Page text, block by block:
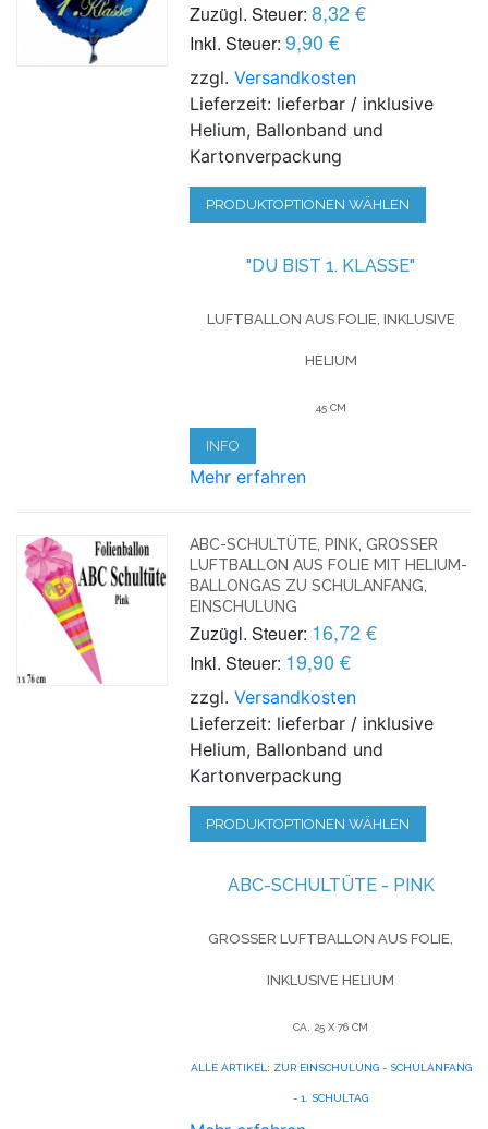
Zuzügl. Steuer: 8,32 €
Inkl. Steuer: 9,90 €
zzgl.Versandkosten
Lieferzeit: lieferbar / inklusive
Helium, Ballonband und
Kartonverpackung
PRODUKTOPTIONEN WÄHLEN
"DU BIST 1. KLASSE"
LUFTBALLON AUS FOLIE, INKLUSIVE
HELIUM
45 CM
INFO
Mehr erfahren
ABC-SCHULTÜTE, PINK, GROSSER L
UFTBALLON AUS FOLIE MIT HELIUM-B
ALLONGAS ZU SCHULANFANG, E
INSCHULUNG
Zuzügl. Steuer: 16,72 €
Inkl. Steuer: 19,90 €
zzgl.Versandkosten
Lieferzeit: lieferbar / inklusive
Helium, Ballonband und
Kartonverpackung
PRODUKTOPTIONEN WÄHLEN
ABC-SCHULTÜTE - PINK
GROSSER LUFTBALLON AUS FOLIE, I
NKLUSIVE HELIUM
CA. 25 X 76 CM
ALLE ARTIKEL: ZUR EINSCHULUNG - SCHULANFANG
- 1. SCHULTAG